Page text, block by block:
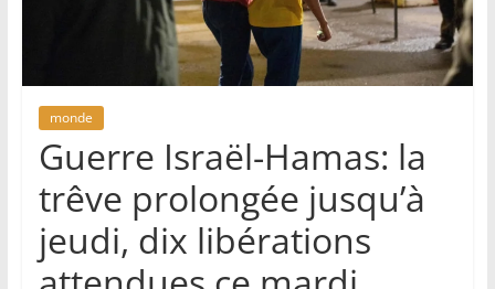
monde
Guerre Israël-Hamas: la
trêve prolongée jusqu’à
jeudi, dix libérations